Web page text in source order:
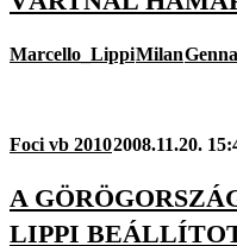
Marcello_LippiMilan
Foci vb 20102008.11.20.
A
LIPPI